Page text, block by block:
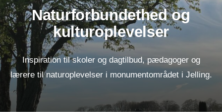
Naturforbundethed og
kulturoplevelser
Inspiration til skoler og dagtilbud, pædagoger og
lærere til naturoplevelser i monumentområdet i Jelling.